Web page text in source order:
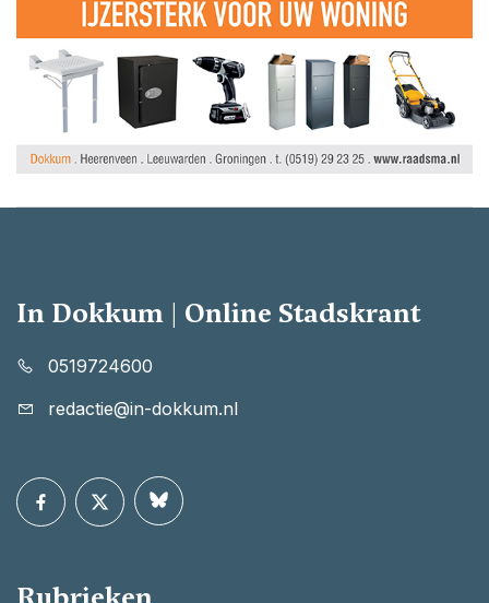
In Dokkum | Online Stadskrant
0519724600
redactie@in-dokkum.nl